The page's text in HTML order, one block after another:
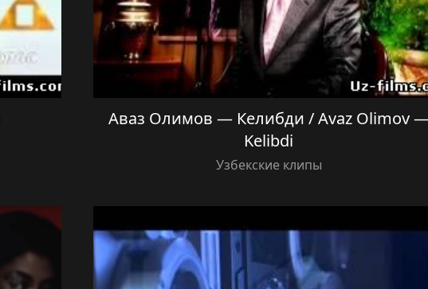
Аваз Олимов — Келибди / Avaz Olimov
Kelibdi
Узбекские клипы